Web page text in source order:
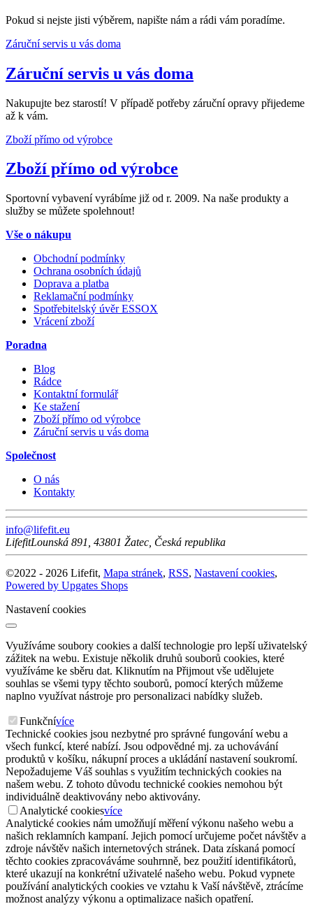
Pokud si nejste jisti výběrem, napište nám a rádi vám poradíme.
Záruční servis u vás doma
Záruční servis u vás doma
Nakupujte bez starostí! V případě potřeby záruční opravy přijedeme
až k vám.
Zboží přímo od výrobce
Zboží přímo od výrobce
Sportovní vybavení vyrábíme již od r. 2009. Na naše produkty a
služby se můžete spolehnout!
Vše o nákupu
Obchodní podmínky
Ochrana osobních údajů
Doprava a platba
Reklamační podmínky
Spotřebitelský úvěr ESSOX
Vrácení zboží
Poradna
Blog
Rádce
Kontaktní formulář
Ke stažení
Zboží přímo od výrobce
Záruční servis u vás doma
Společnost
O nás
Kontakty
info@lifefit.eu
LifefitLounská 891 43801 Žatec Česká republika
©2022 - 2026 Lifefit, Mapa stránek, RSS, Nastavení cookies,
Powered by Upgates Shops
Nastavení cookies
Využíváme soubory cookies a další technologie pro lepší uživatelský
zážitek na webu. Existuje několik druhů souborů cookies, které
využíváme ke sběru dat. Kliknutím na Přijmout vše udělujete
souhlas se všemi typy těchto souborů, pomocí kterých můžeme
naplno využívat nástroje pro personalizaci nabídky služeb.
Funkčnívíce
Technické cookies jsou nezbytné pro správné fungování webu a
všech funkcí, které nabízí. Jsou odpovědné mj. za uchovávání
produktů v košíku, nákupní proces a ukládání nastavení soukromí.
Nepožadujeme Váš souhlas s využitím technických cookies na
našem webu. Z tohoto důvodu technické cookies nemohou být
individuálně deaktivovány nebo aktivovány.
Analytické cookiesvíce
Analytické cookies nám umožňují měření výkonu našeho webu a
našich reklamních kampaní. Jejich pomocí určujeme počet návštěv a
zdroje návštěv našich internetových stránek. Data získaná pomocí
těchto cookies zpracováváme souhrnně, bez použití identifikátorů,
které ukazují na konkrétní uživatelé našeho webu. Pokud vypnete
používání analytických cookies ve vztahu k Vaší návštěvě, ztrácíme
možnost analýzy výkonu a optimalizace našich opatření.